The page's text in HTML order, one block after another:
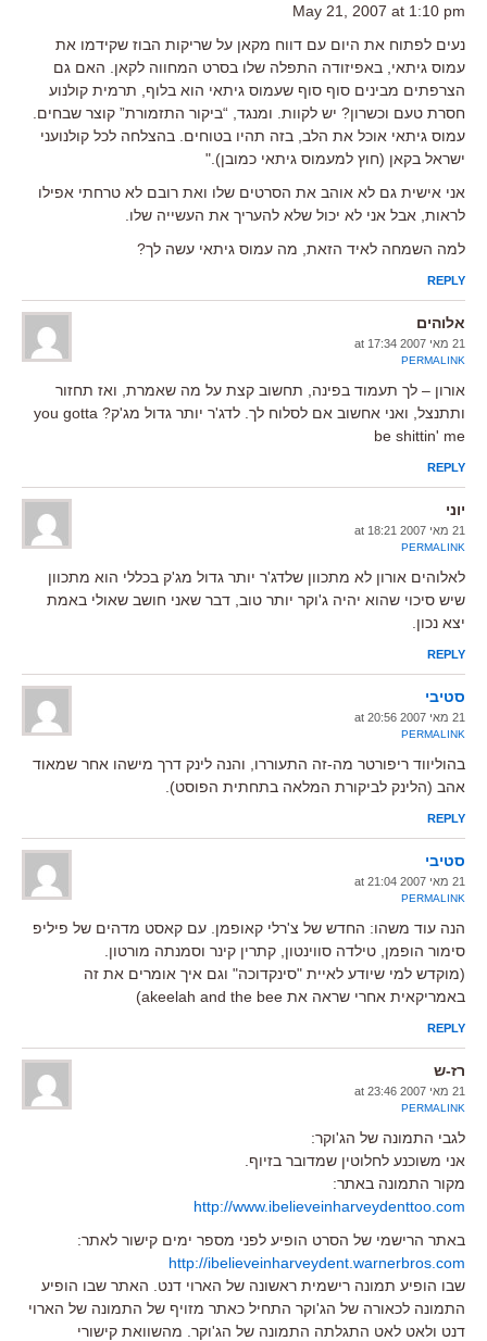
May 21, 2007 at 1:10 pm
נעים לפתוח את היום עם דווח מקאן על שריקות הבוז שקידמו את
עמוס גיתאי, באפיזודה התפלה שלו בסרט המחווה לקאן. האם גם
הצרפתים מבינים סוף סוף שעמוס גיתאי הוא בלוף, תרמית קולנוע
חסרת טעם וכשרון? יש לקוות. ומנגד, “ביקור התזמורת” קוצר שבחים.
עמוס גיתאי אוכל את הלב, בזה תהיו בטוחים. בהצלחה לכל קולנועני
ישראל בקאן (חוץ למעמוס גיתאי כמובן)."
אני אישית גם לא אוהב את הסרטים שלו ואת רובם לא טרחתי אפילו
לראות, אבל אני לא יכול שלא להעריך את העשייה שלו.
למה השמחה לאיד הזאת, מה עמוס גיתאי עשה לך?
REPLY
אלוהים
21 מאי 2007 at 17:34
PERMALINK
אורון – לך תעמוד בפינה, תחשוב קצת על מה שאמרת, ואז תחזור
ותתנצל, ואני אחשוב אם לסלוח לך. לדג'ר יותר גדול מג'ק? you gotta
be shittin' me
REPLY
יוני
21 מאי 2007 at 18:21
PERMALINK
לאלוהים אורון לא מתכוון שלדג'ר יותר גדול מג'ק בכללי הוא מתכוון
שיש סיכוי שהוא יהיה ג'וקר יותר טוב, דבר שאני חושב שאולי באמת
יצא נכון.
REPLY
סטיבי
21 מאי 2007 at 20:56
PERMALINK
בהוליווד ריפורטר מה-זה התעוררו, והנה לינק דרך מישהו אחר שמאוד
אהב (הלינק לביקורת המלאה בתחתית הפוסט).
REPLY
סטיבי
21 מאי 2007 at 21:04
PERMALINK
הנה עוד משהו: החדש של צ'רלי קאופמן. עם קאסט מדהים של פיליפ
סימור הופמן, טילדה סווינטון, קתרין קינר וסמנתה מורטון.
(מוקדש למי שיודע לאיית "סינקדוכה" וגם איך אומרים את זה
באמריקאית אחרי שראה את akeelah and the bee)
REPLY
רז-ש
21 מאי 2007 at 23:46
PERMALINK
לגבי התמונה של הג'וקר:
אני משוכנע לחלוטין שמדובר בזיוף.
מקור התמונה באתר:
http://www.ibelieveinharveydenttoo.com
באתר הרישמי של הסרט הופיע לפני מספר ימים קישור לאתר:
http://ibelieveinharveydent.warnerbros.com
שבו הופיע תמונה רישמית ראשונה של הארוי דנט. האתר שבו הופיע
התמונה לכאורה של הג'וקר התחיל כאתר מזויף של התמונה של הארוי
דנט ולאט לאט התגלתה התמונה של הג'וקר. מהשוואת קישורי